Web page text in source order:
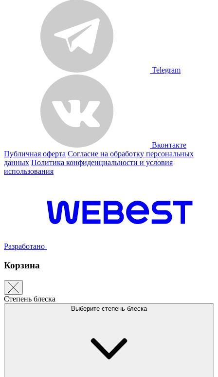
Telegram
Вконтакте
Публичная оферта Согласие на обработку персональных
данных Политика конфиденциальности и условия
использования
Разработано
Корзина
Степень блеска
Выберите степень блеска